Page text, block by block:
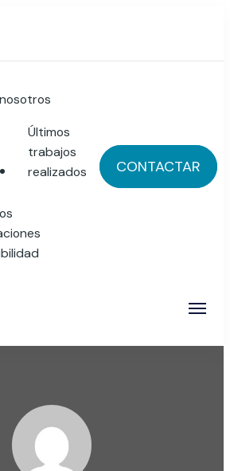
Imagen
Diseño Gráfico
Últimos
trabajos
realizados
CONTACTAR
Imagen
herramientas